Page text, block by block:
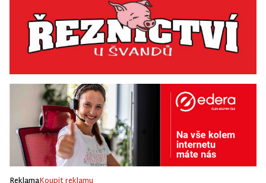
ReklamaKoupit reklamu